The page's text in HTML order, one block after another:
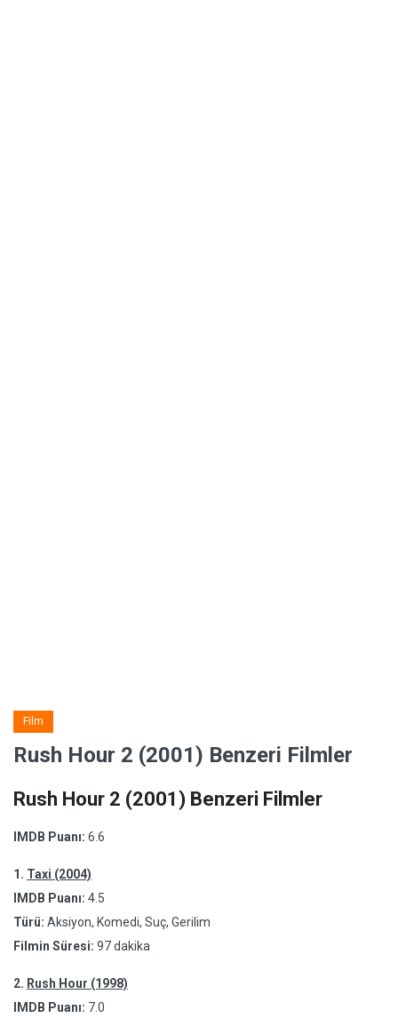
Film
Rush Hour 2 (2001) Benzeri Filmler
Rush Hour 2 (2001) Benzeri Filmler
IMDB Puanı: 6.6
1. Taxi (2004)
IMDB Puanı: 4.5
Türü: Aksiyon, Komedi, Suç, Gerilim
Filmin Süresi: 97 dakika
2. Rush Hour (1998)
IMDB Puanı: 7.0